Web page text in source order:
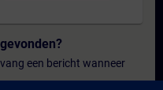
een bericht wanneer